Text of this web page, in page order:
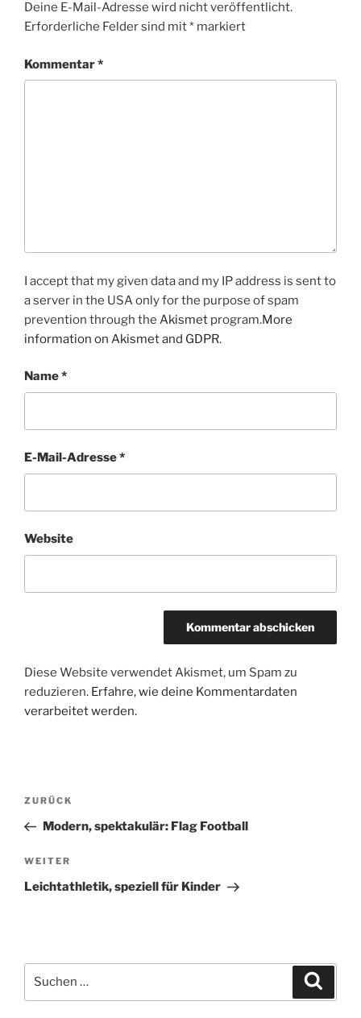
Deine E-Mail-Adresse wird nicht veröffentlicht.
Erforderliche Felder sind mit* markiert
Kommentar*
I accept that my given data and my IP address is sent to
a server in the USA only for the purpose of spam
prevention through the Akismet program.More
information on Akismet and GDPR.
Name*
E-Mail-Adresse*
Website
Diese Website verwendet Akismet, um Spam zu
reduzieren. Erfahre, wie deine Kommentardaten
verarbeitet werden.
Beitragsnavigation
Vorheriger
Beitrag
ZURÜCK
Modern, spektakulär: Flag Football
Nächster
Beitrag
WEITER
Leichtathletik, speziell für Kinder
nach: